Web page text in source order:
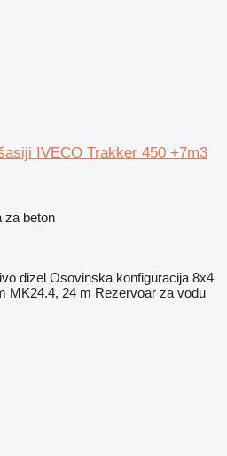
IVECO Trakker 450 +7m3
za beton
dizel Osovinska konfiguracija 8x4
MK24.4, 24 m Rezervoar za vodu